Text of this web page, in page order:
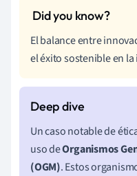
El balance entre
el éxito sostenible en
Un caso notable de
uso deOrganismos
(OGM). Estos